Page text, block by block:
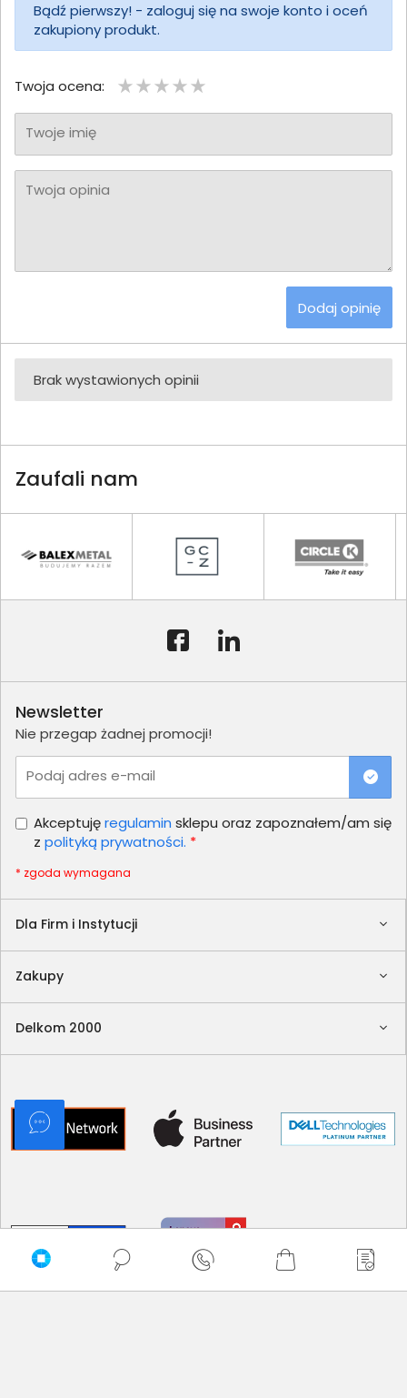
Bądź pierwszy! - zaloguj się na swoje konto i oceń
zakupiony produkt.
Twoja ocena:
Twoje imię
Twoja opinia
Dodaj opinię
Brak wystawionych opinii
Zaufali nam
Dla Firm i Instytucji
Zakupy
Delkom 2000
Newsletter
Nie przegap żadnej promocji!
Podaj adres e-mail
Akceptujęregulamin sklepu oraz zapoznałem/am się
z polityką prywatności. *
* zgoda wymagana